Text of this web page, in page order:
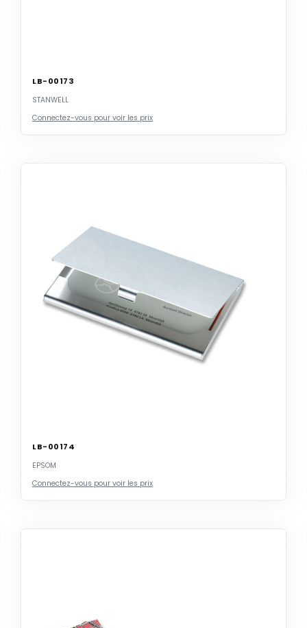
LB-00173
STANWELL
Connectez-vous pour voir les prix
LB-00174
EPSOM
Connectez-vous pour voir les prix